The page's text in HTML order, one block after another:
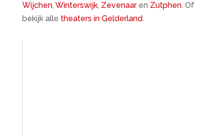
Wijchen, Winterswijk, Zevenaaren Zutphen. Of
bekijk alle theaters in Gelderland.